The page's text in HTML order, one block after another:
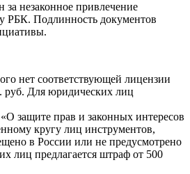
незаконное привлечение
РБК. Подлинность документов
нет соответствующей лицензии
руб. Для юридических лиц
защите прав и законных интересов
кругу лиц инструментов,
в России или не предусмотрено
лиц предлагается штраф от 500